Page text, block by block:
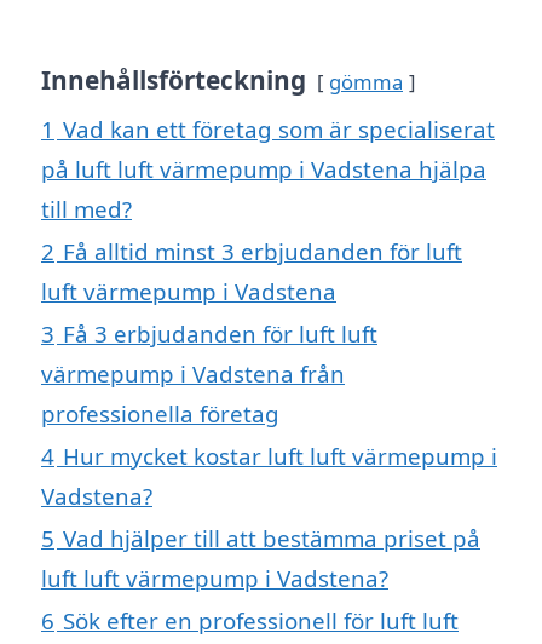
Innehållsförteckning gömma
1 Vad kan ett företag som är specialiserat
på luft luft värmepump i Vadstena hjälpa
till med?
2 Få alltid minst 3 erbjudanden för luft
luft värmepump i Vadstena
3 Få 3 erbjudanden för luft luft
värmepump i Vadstena från
professionella företag
4 Hur mycket kostar luft luft värmepump i
Vadstena?
5 Vad hjälper till att bestämma priset på
luft luft värmepump i Vadstena?
6 Sök efter en professionell för luft luft